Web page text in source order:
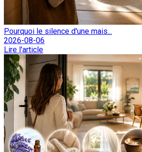
Pourquoi le silence d'une mais...
2026-08-06
Lire l'article